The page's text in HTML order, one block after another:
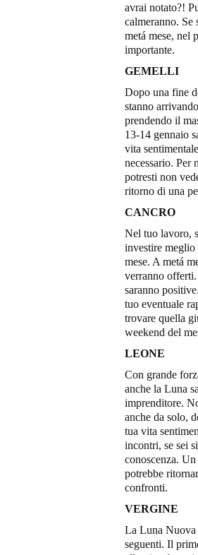
avrai notato?!
calmeranno. Se
metá mese, nel
importante.
GEMELLI
Dopo una fine
stanno
prendendo il
13-14 gennaio
vita
necessario. Per
potresti non
ritorno di una
CANCRO
Nel tuo lavoro,
investire meglio
mese. A metá
verranno
saranno
tuo eventuale
trovare quella
weekend del
LEONE
Con grande
anche la Luna
imprenditore.
anche da solo,
tua vita
incontri, se sei
conoscenza.
potrebbe
confronti.
VERGINE
La Luna Nuova
seguenti. Il